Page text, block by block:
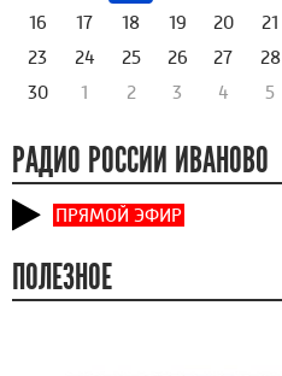
16
17 18 19 20 21
23
24 25 26 27 28
30
1 2 3 4 5
РАДИО РОССИИ ИВАНОВО
ПРЯМОЙ ЭФИР
ПОЛЕЗНОЕ